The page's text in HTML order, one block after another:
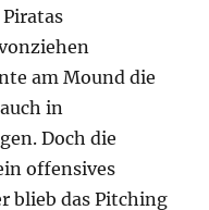
am Mound die
in
Doch die
offensives
blieb das Pitching